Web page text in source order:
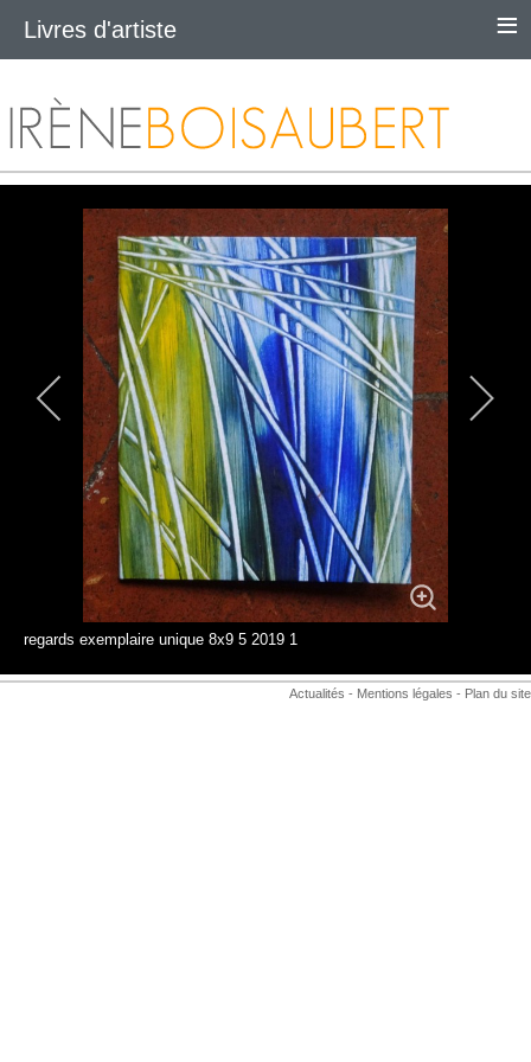
regards exemplaire unique 8x9 5 2019 1
Actualités - Mentions légales - Plan du site
Livres d'artiste ≡